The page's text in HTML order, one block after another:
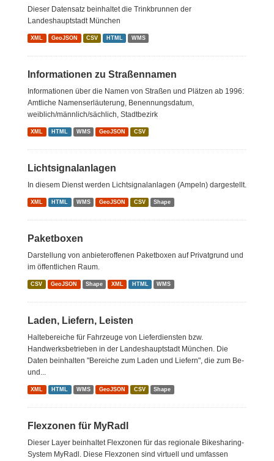
Dieser Datensatz beinhaltet die Trinkbrunnen der
Landeshauptstadt München
XML GeoJSON CSV HTML WMS
Informationen zu Straßennamen
Informationen über die Namen von Straßen und Plätzen ab 1996:
Amtliche Namenserläuterung, Benennungsdatum,
weiblich/männlich/sächlich, Stadtbezirk
XML HTML WMS GeoJSON CSV
Lichtsignalanlagen
In diesem Dienst werden Lichtsignalanlagen (Ampeln) dargestellt.
XML HTML WMS GeoJSON CSV Shape
Paketboxen
Darstellung von anbieteroffenen Paketboxen auf Privatgrund und
im öffentlichen Raum.
CSV GeoJSON Shape XML HTML WMS
Laden, Liefern, Leisten
Haltebereiche für Fahrzeuge von Lieferdiensten bzw.
Handwerksbetrieben in der Landeshauptstadt München. Die
Daten beinhalten "Bereiche zum Laden und Liefern", die zum Be-
und...
XML HTML WMS GeoJSON CSV Shape
Flexzonen für MyRadl
Dieser Layer beinhaltet Flexzonen für das regionale Bikesharing-
System MyRadl. Diese Flexzonen sind virtuell und umfassen